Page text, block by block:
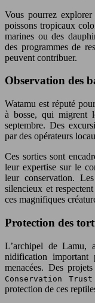
Vous pourrez
poissons tropicaux
marines ou des
des programmes de
peuvent contribuer.
Observation des
Watamu est réputé
à bosse, qui migrent
septembre. Des
par des opérateurs
Ces sorties sont
leur expertise sur le
leur conservation.
silencieux et
ces magnifiques
Protection des
L’archipel de Lamu,
nidification important
menacées. Des
Conservation Trust
protection de ces